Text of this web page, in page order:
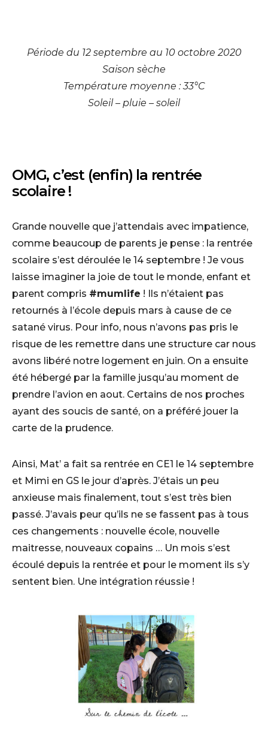
Période du 12 septembre au 10 octobre 2020
Saison sèche
Température moyenne : 33°C
Soleil – pluie – soleil
OMG, c’est (enfin) la rentrée
scolaire !
Grande nouvelle que j’attendais avec impatience,
comme beaucoup de parents je pense : la rentrée
scolaire s’est déroulée le 14 septembre ! Je vous
laisse imaginer la joie de tout le monde, enfant et
parent compris #mumlife ! Ils n’étaient pas
retournés à l’école depuis mars à cause de ce
satané virus. Pour info, nous n’avons pas pris le
risque de les remettre dans une structure car nous
avons libéré notre logement en juin. On a ensuite
été hébergé par la famille jusqu’au moment de
prendre l’avion en aout. Certains de nos proches
ayant des soucis de santé, on a préféré jouer la
carte de la prudence.
Ainsi, Mat’ a fait sa rentrée en CE1 le 14 septembre
et Mimi en GS le jour d’après. J’étais un peu
anxieuse mais finalement, tout s’est très bien
passé. J’avais peur qu’ils ne se fassent pas à tous
ces changements : nouvelle école, nouvelle
maitresse, nouveaux copains … Un mois s’est
écoulé depuis la rentrée et pour le moment ils s’y
sentent bien. Une intégration réussie !